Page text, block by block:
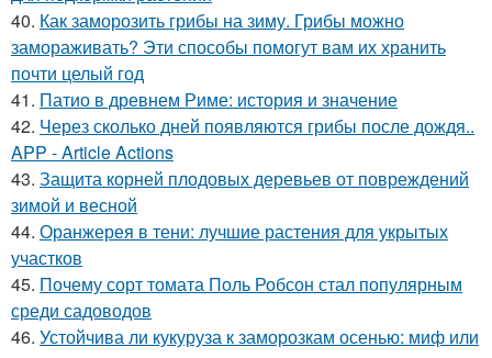
40. Как заморозить грибы на зиму. Грибы можно
замораживать? Эти способы помогут вам их хранить
почти целый год
41. Патио в древнем Риме: история и значение
42. Через сколько дней появляются грибы после дождя..
APP - Article Actions
43. Защита корней плодовых деревьев от повреждений
зимой и весной
44. Оранжерея в тени: лучшие растения для укрытых
участков
45. Почему сорт томата Поль Робсон стал популярным
среди садоводов
46. Устойчива ли кукуруза к заморозкам осенью: миф или